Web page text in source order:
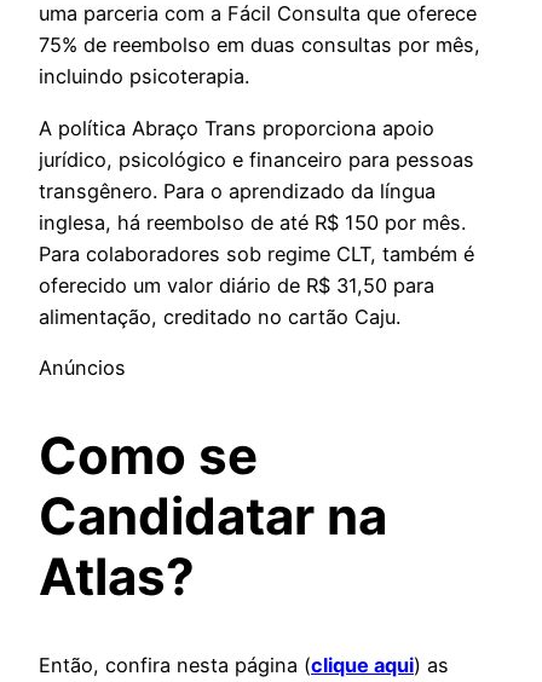
uma parceria com a Fácil Consulta que oferece
75% de reembolso em duas consultas por mês,
incluindo psicoterapia.
A política Abraço Trans proporciona apoio
jurídico, psicológico e financeiro para pessoas
transgênero. Para o aprendizado da língua
inglesa, há reembolso de até R$ 150 por mês.
Para colaboradores sob regime CLT, também é
oferecido um valor diário de R$ 31,50 para
alimentação, creditado no cartão Caju.
Anúncios
Como se
Candidatar na
Atlas?
Então, confira nesta página (clique aqui) as